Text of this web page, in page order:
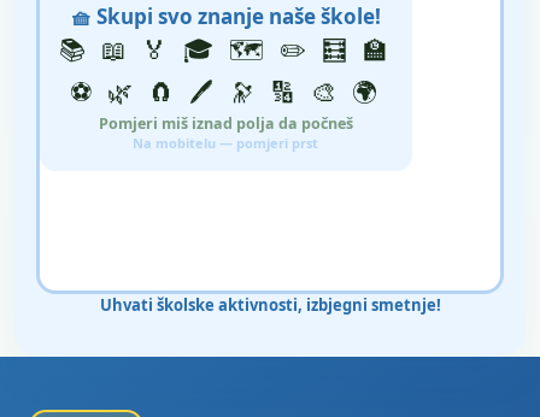
🧺 Skupi svo znanje naše škole!
📚 📖 🏅 🎓 🗺️ ✏️ 🧮 🏫
⚽ 🌿 🧲 🖊️ 🔭 🔢 🎨 🌍
Pomjeri miš iznad polja da počneš
Na mobitelu — pomjeri prst
Uhvati školske aktivnosti, izbjegni smetnje!